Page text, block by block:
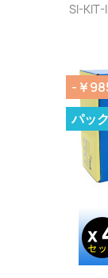
SI-KIT-
-￥
パック